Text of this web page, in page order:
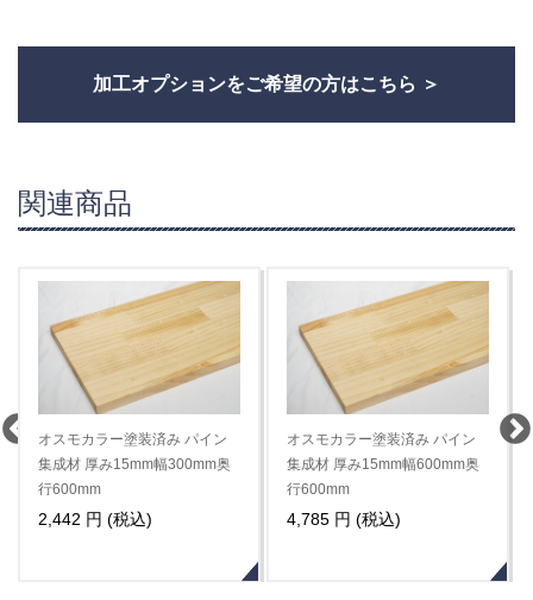
加工オプションをご希望の方はこちら
関連商品
オスモカラー塗装済み パイン
集成材 厚み15mm幅300mm奥
行600mm
2,442 円 (税込)
オスモカラー塗装済み パイン
集成材 厚み15mm幅600mm奥
行600mm
4,785 円 (税込)